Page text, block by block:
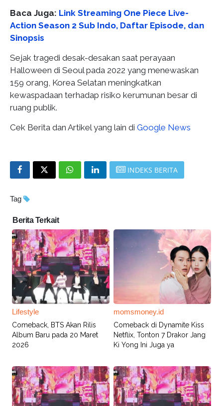
Baca Juga: Link Streaming One Piece Live-
Action Season 2 Sub Indo, Daftar Episode, dan
Sinopsis
Sejak tragedi desak-desakan saat perayaan
Halloween di Seoul pada 2022 yang menewaskan
159 orang, Korea Selatan meningkatkan
kewaspadaan terhadap risiko kerumunan besar di
ruang publik.
Cek Berita dan Artikel yang lain di Google News
INDEKS BERITA
Tag
Berita Terkait
Lifestyle
Comeback, BTS Akan Rilis
Album Baru pada 20 Maret
2026
momsmoney.id
Comeback di Dynamite Kiss
Netflix, Tonton 7 Drakor Jang
Ki Yong Ini Juga ya